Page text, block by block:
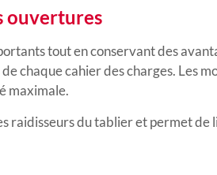
ouvertures
tout en conservant des
chaque cahier des charges. Les
maximale.
raidisseurs du tablier et permet de